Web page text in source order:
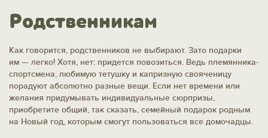
Родственникам
Как говорится, родственников не выбирают. Зато подарки
им — легко! Хотя, нет: придется повозиться. Ведь племянника-
спортсмена, любимую тетушку и капризную свояченицу
порадуют абсолютно разные вещи. Если нет времени или
желания придумывать индивидуальные сюрпризы,
приобретите общий, так сказать, семейный подарок родным
на Новый год, которым смогут пользоваться все домочадцы.